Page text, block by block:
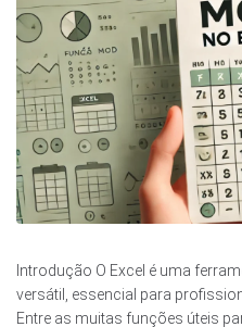
Introdução O Excel é uma
versátil, essencial para
Entre as muitas funções úteis